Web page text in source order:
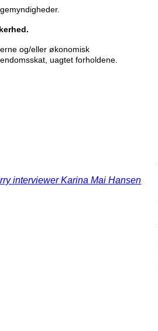
og/eller økonomisk
uagtet forholdene.
interviewer Karina Mai Hansen